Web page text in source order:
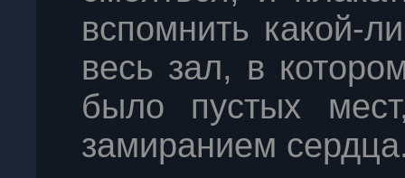
вспомнить какой-
весь зал, в
было пустых
замиранием